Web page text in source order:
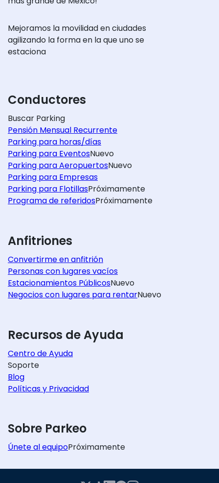
Mejoramos la movilidad en ciudades
agilizando la forma en la que uno se
estaciona
Conductores
Buscar Parking
Pensión Mensual Recurrente
Parking para horas/días
Parking para EventosNuevo
Parking para AeropuertosNuevo
Parking para Empresas
Parking para FlotillasPróximamente
Programa de referidosPróximamente
Anfitriones
Convertirme en anfitrión
Personas con lugares vacíos
Estacionamientos PúblicosNuevo
Negocios con lugares para rentarNuevo
Recursos de Ayuda
Centro de Ayuda
Soporte
Blog
Políticas y Privacidad
Sobre Parkeo
Únete al equipoPróximamente